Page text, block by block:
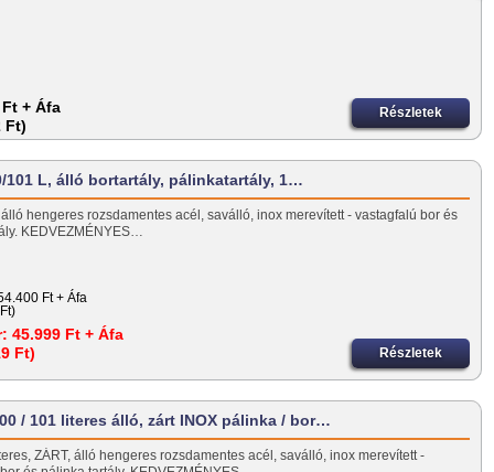
+ Áfa
Ft)
Részletek
101 L, álló bortartály, pálinkatartály, 1…
hengeres rozsdamentes acél, saválló, inox merevített - vastagfalú bor és
KEDVEZMÉNYES…
Ft + Áfa
45.999 Ft + Áfa
Ft)
Részletek
/ 101 literes álló, zárt INOX pálinka / bor…
ZÁRT, álló hengeres rozsdamentes acél, saválló, inox merevített -